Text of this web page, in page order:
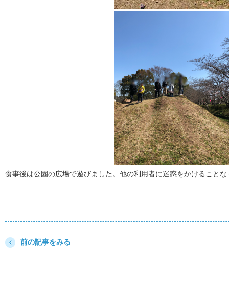
食事後は公園の広場で遊びました。他の利用者に迷惑をかけること
前の記事をみる